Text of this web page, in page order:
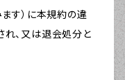
す）に本規約の違
れ、又は退会処分と